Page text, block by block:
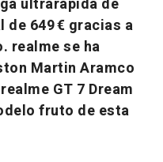
ultrarápida de
de 649 € gracias a
realme se ha
Martin Aramco
GT 7 Dream
fruto de esta